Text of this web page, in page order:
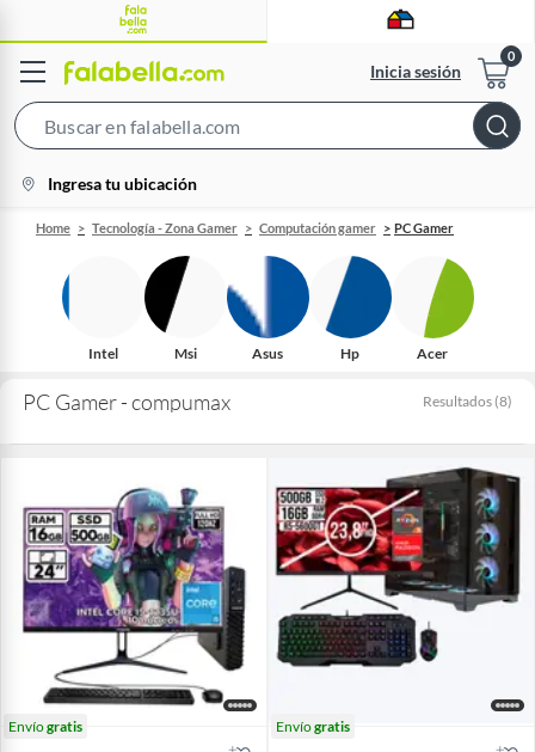
Inicia sesión
Bar
location-
icon
Ingresa tu ubicación
Home Tecnología - Zona Gamer Computación gamer PC Gamer
Intel Msi Asus Hp Acer
PC Gamer - compumax Resultados (8)
Envíogratis Envíogratis